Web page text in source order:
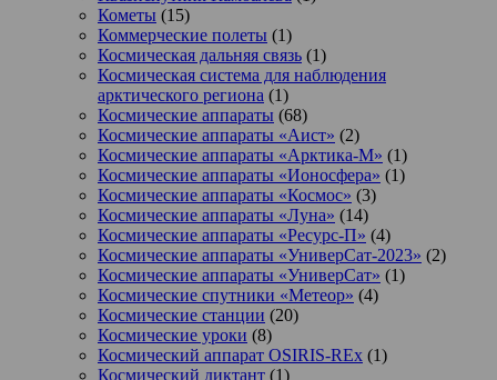
Кометы (15)
Коммерческие полеты (1)
Космическая дальняя связь (1)
Космическая система для наблюдения
арктического региона (1)
Космические аппараты (68)
Космические аппараты «Аист» (2)
Космические аппараты «Арктика-М» (1)
Космические аппараты «Ионосфера» (1)
Космические аппараты «Космос» (3)
Космические аппараты «Луна» (14)
Космические аппараты «Ресурс-П» (4)
Космические аппараты «УниверСат-2023» (2)
Космические аппараты «УниверСат» (1)
Космические спутники «Метеор» (4)
Космические станции (20)
Космические уроки (8)
Космический аппарат OSIRIS-REx (1)
Космический диктант (1)